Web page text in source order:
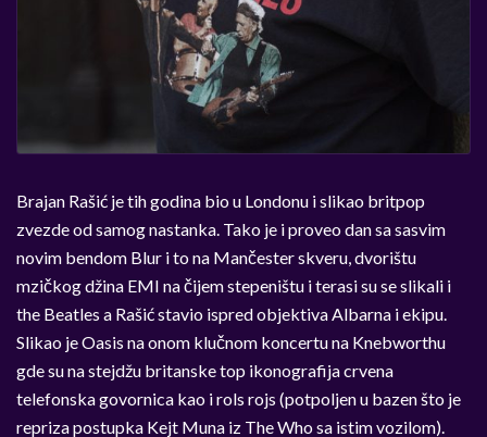
Brajan Rašić je tih godina bio u Londonu i slikao britpop
zvezde od samog nastanka. Tako je i proveo dan sa sasvim
novim bendom Blur i to na Mančester skveru, dvorištu
mzičkog džina EMI na čijem stepeništu i terasi su se slikali i
the Beatles a Rašić stavio ispred objektiva Albarna i ekipu.
Slikao je Oasis na onom klučnom koncertu na Knebworthu
gde su na stejdžu britanske top ikonografija crvena
telefonska govornica kao i rols rojs (potpoljen u bazen što je
repriza postupka Kejt Muna iz The Who sa istim vozilom).